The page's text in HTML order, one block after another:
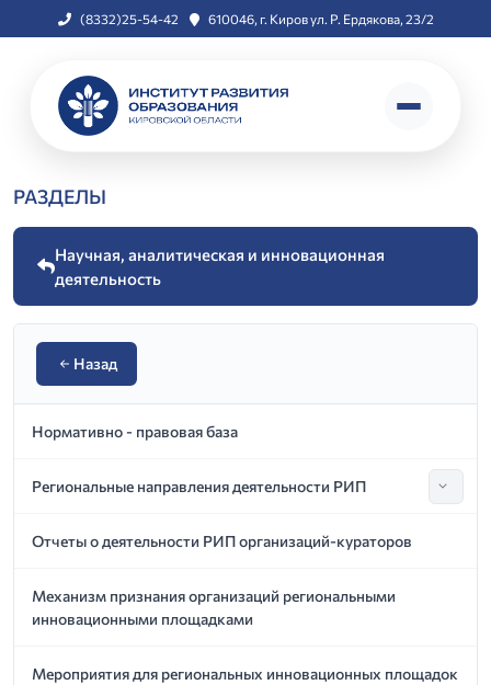
(8332)25-54-42 610046, г. Киров ул. Р. Ердякова, 23/2
РАЗДЕЛЫ
Научная, аналитическая и инновационная
деятельность
Назад
Нормативно - правовая база
Региональные направления деятельности РИП
Отчеты о деятельности РИП организаций-кураторов
Механизм признания организаций региональными
инновационными площадками
Мероприятия для региональных инновационных площадок